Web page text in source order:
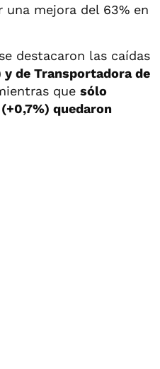
una mejora del 63% en
destacaron las caídas
de Transportadora de
que sólo
quedaron